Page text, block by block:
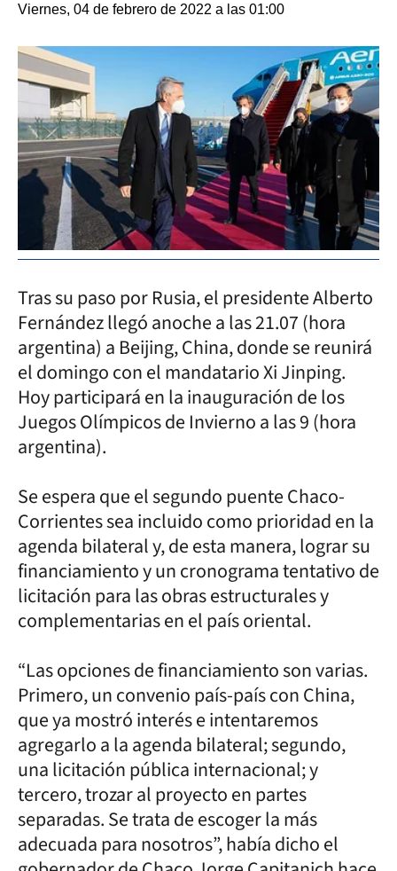
Viernes, 04 de febrero de 2022 a las 01:00
Tras su paso por Rusia, el presidente Alberto
Fernández llegó anoche a las 21.07 (hora
argentina) a Beijing, China, donde se reunirá
el domingo con el mandatario Xi Jinping.
Hoy participará en la inauguración de los
Juegos Olímpicos de Invierno a las 9 (hora
argentina).
Se espera que el segundo puente Chaco-
Corrientes sea incluido como prioridad en la
agenda bilateral y, de esta manera, lograr su
financiamiento y un cronograma tentativo de
licitación para las obras estructurales y
complementarias en el país oriental.
“Las opciones de financiamiento son varias.
Primero, un convenio país-país con China,
que ya mostró interés e intentaremos
agregarlo a la agenda bilateral; segundo,
una licitación pública internacional; y
tercero, trozar al proyecto en partes
separadas. Se trata de escoger la más
adecuada para nosotros”, había dicho el